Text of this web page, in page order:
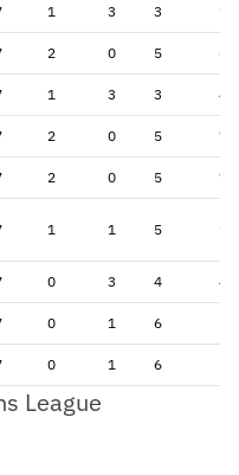
1 3 3
2 0 5 6
1 3 3 4
2 0 5 7
2 0 5 7
1 1 5
0 3 4 4
0 1 6
0 1 6
League